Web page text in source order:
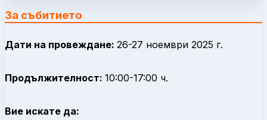
За събитието
Дати на провеждане: 26-27 ноември 2025 г.
Продължителност: 10:00-17:00 ч.
Вие искате да: